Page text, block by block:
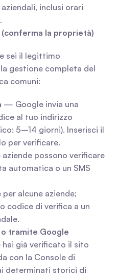
inclusi orari
la proprietà)
sei il legittimo
gestione completa del
comuni:
— Google invia una
al tuo indirizzo
5–14 giorni). Inserisci il
per verificare.
possono verificare
automatica o un SMS
alcune aziende;
codice di verifica a un
tramite Google
già verificato il sito
con la Console di
determinati storici di